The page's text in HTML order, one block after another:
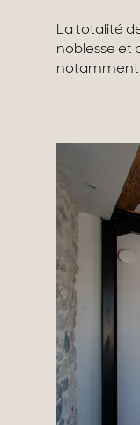
La totalité
noblesse et
notamment